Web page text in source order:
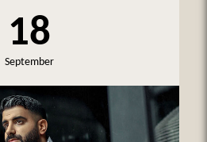
18
September